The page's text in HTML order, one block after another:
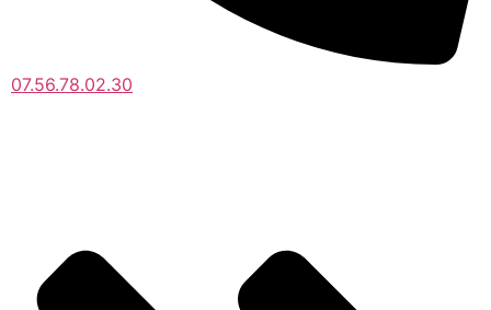
07.56.78.02.30